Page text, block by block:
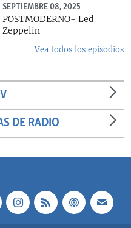
SEPTIEMBRE 08, 2025
POSTMODERNO- Led
Zeppelin
Vea todos los episodios
DE RADIO